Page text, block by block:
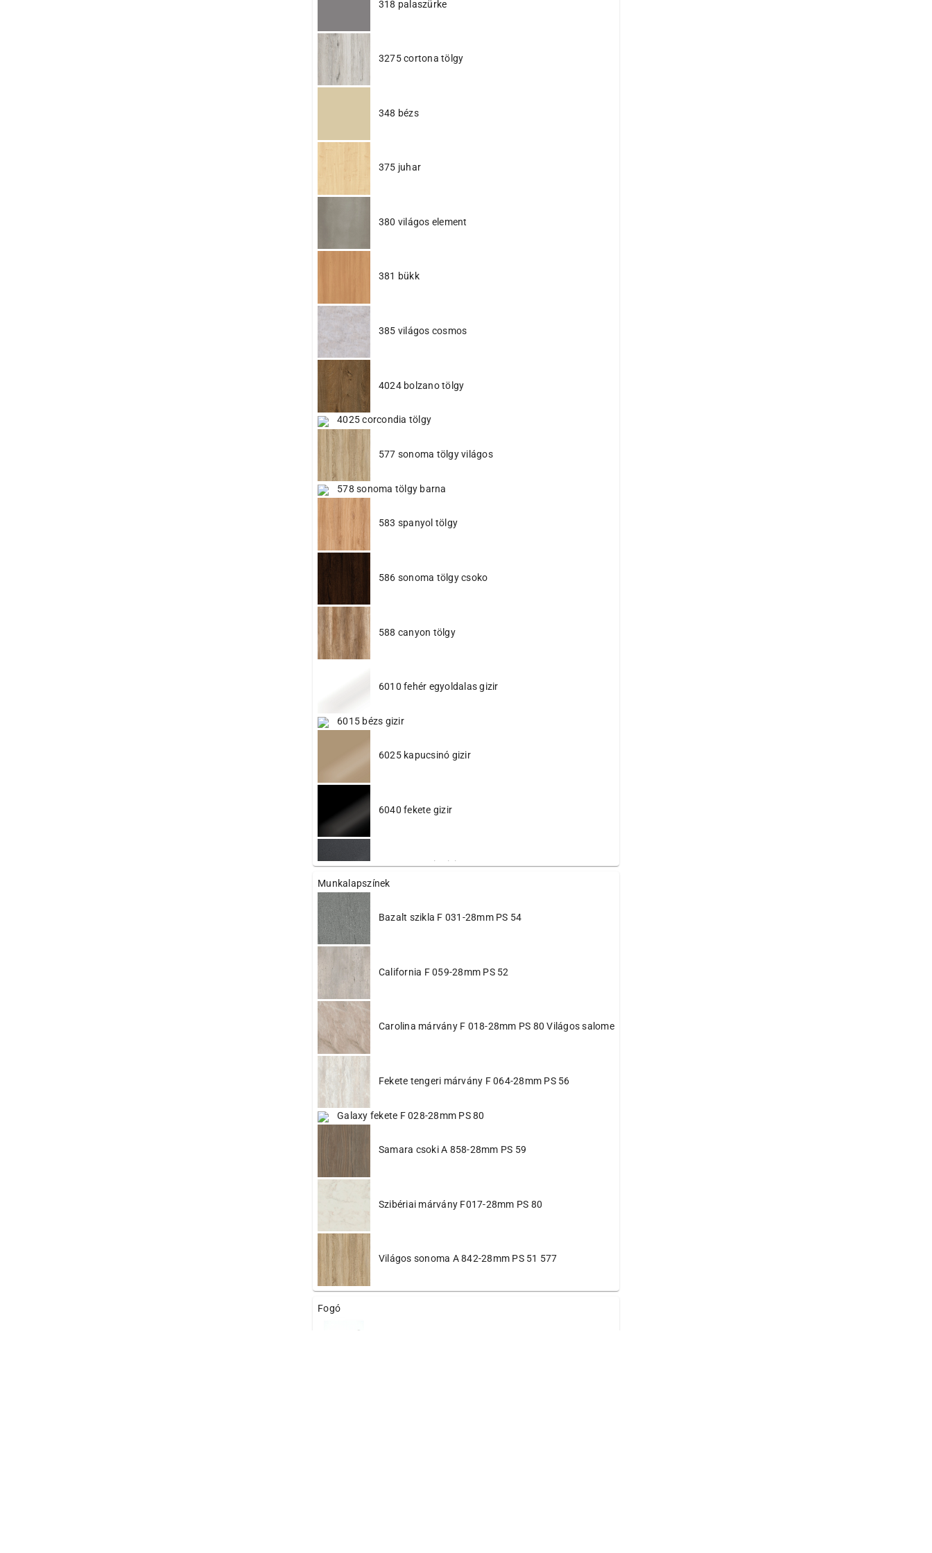
318 palaszürke
3275 cortona tölgy
348 bézs
375 juhar
380 világos element
381 bükk
385 világos cosmos
4024 bolzano tölgy
4025 corcondia tölgy
577 sonoma tölgy világos
578 sonoma tölgy barna
583 spanyol tölgy
586 sonoma tölgy csoko
588 canyon tölgy
6010 fehér egyoldalas gizir
6015 bézs gizir
6025 kapucsinó gizir
6040 fekete gizir
6045 antracit gizir
6090 sötét barna gizir
616 gyöngy calobra
622 sötét sonoma szürke
623 világos monaco tölgy
624 monaco krém (sanrém tölgy)
642 dakota tölgy
667 old style yellow
674 natúr kent tölgy
676 világos piemona tölgy
683 sötét arcena tölgy
687 tristan tölgy
722 mogyoró
8681 jégfehér tavitózsa
8880 magyar szilva
U190 PR fekete
Y621 kelta tölgy
soft toutch black evogloss
Munkalapszínek
Bazalt szikla F 031-28mm PS 54
California F 059-28mm PS 52
Carolina márvány F 018-28mm PS 80 Világos salome
Fekete tengeri márvány F 064-28mm PS 56
Galaxy fekete F 028-28mm PS 80
Samara csoki A 858-28mm PS 59
Szibériai márvány F017-28mm PS 80
Világos sonoma A 842-28mm PS 51 577
Fogó